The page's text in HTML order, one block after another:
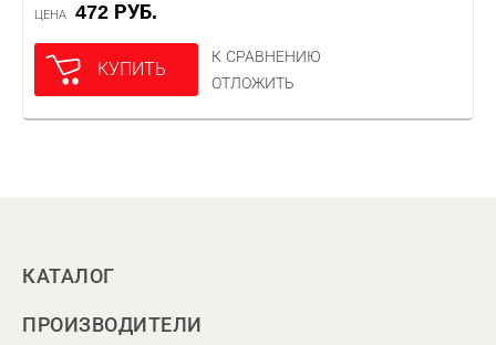
ЦЕНА 472 РУБ.
КУПИТЬ
К СРАВНЕНИЮ
ОТЛОЖИТЬ
КАТАЛОГ
ПРОИЗВОДИТЕЛИ